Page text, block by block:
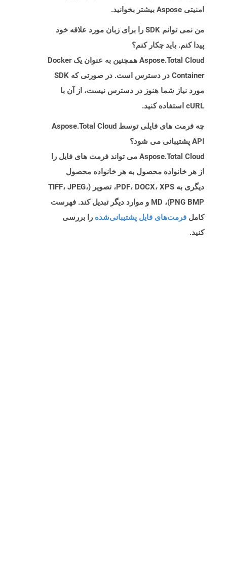
امنیتی Aspose بیشتر بخوانید.
من نمی توانم SDK را برای زبان مورد علاقه خود
پیدا کنم. باید چکار کنم؟
Aspose.Total Cloud همچنین به عنوان یک Docker
Container در دسترس است. در صورتی که SDK
مورد نیاز شما هنوز در دسترس نیست، از آن با
cURL استفاده کنید.
چه فرمت های فایلی توسط Aspose.Total Cloud
API پشتیبانی می شود؟
Aspose.Total Cloud می تواند فرمت های فایل را
از هر خانواده محصول به هر خانواده محصول
دیگری به PDF، DOCX، XPS، تصویر (TIFF، JPEG،
PNG BMP)، MD و موارد دیگر تبدیل کند. فهرست
کامل فرمت‌های فایل پشتیبانی‌شده را بررسی
کنید.